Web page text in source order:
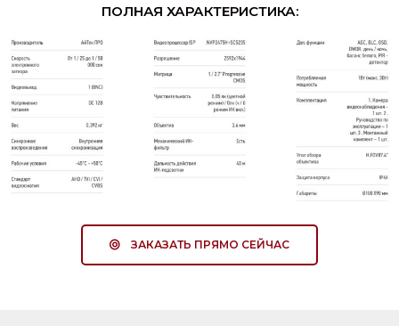
ПОЛНАЯ ХАРАКТЕРИСТИКА:
ЗАКАЗАТЬ ПРЯМО СЕЙЧАС